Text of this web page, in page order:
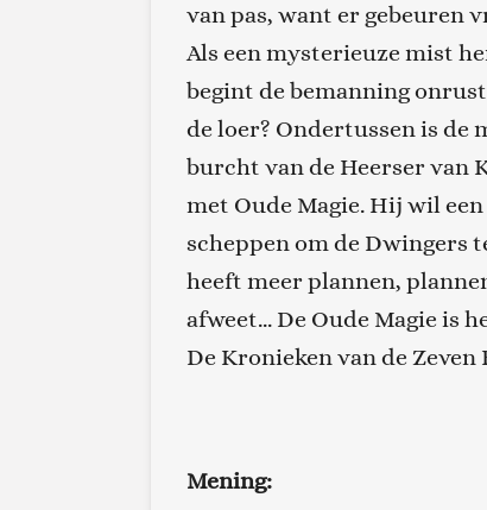
van pas, want er gebeuren
Als een mysterieuze mist
begint de bemanning
de loer? Ondertussen is de
burcht van de Heerser van
met Oude Magie. Hij wil
scheppen om de Dwingers
heeft meer plannen,
afweet... De Oude Magie is
De Kronieken van de Zeven
Mening: